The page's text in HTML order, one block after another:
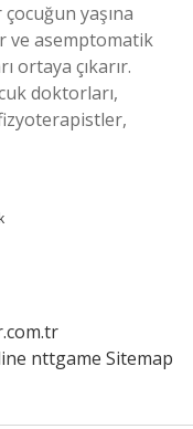
yaşına
ve asemptomatik
ortaya çıkarır.
doktorları,
nttgame Sitemap